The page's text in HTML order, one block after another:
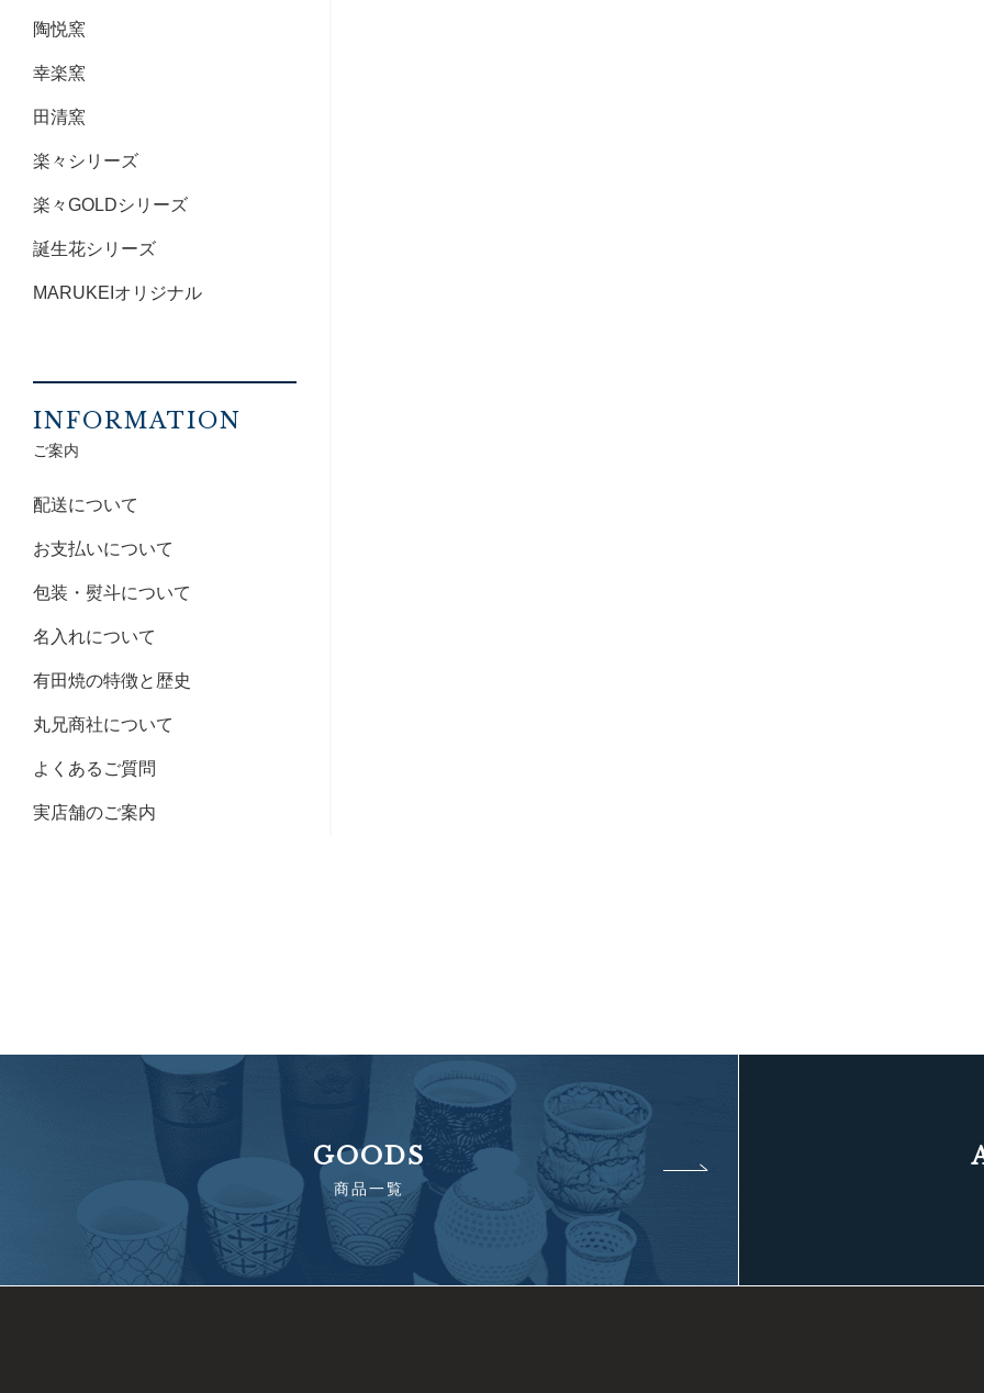
陶悦窯
幸楽窯
田清窯
楽々シリーズ
楽々GOLDシリーズ
誕生花シリーズ
MARUKEIオリジナル
INFORMATION
ご案内
配送について
お支払いについて
包装・熨斗について
名入れについて
有田焼の特徴と歴史
丸兄商社について
よくあるご質問
実店舗のご案内
GOODS
商品一覧